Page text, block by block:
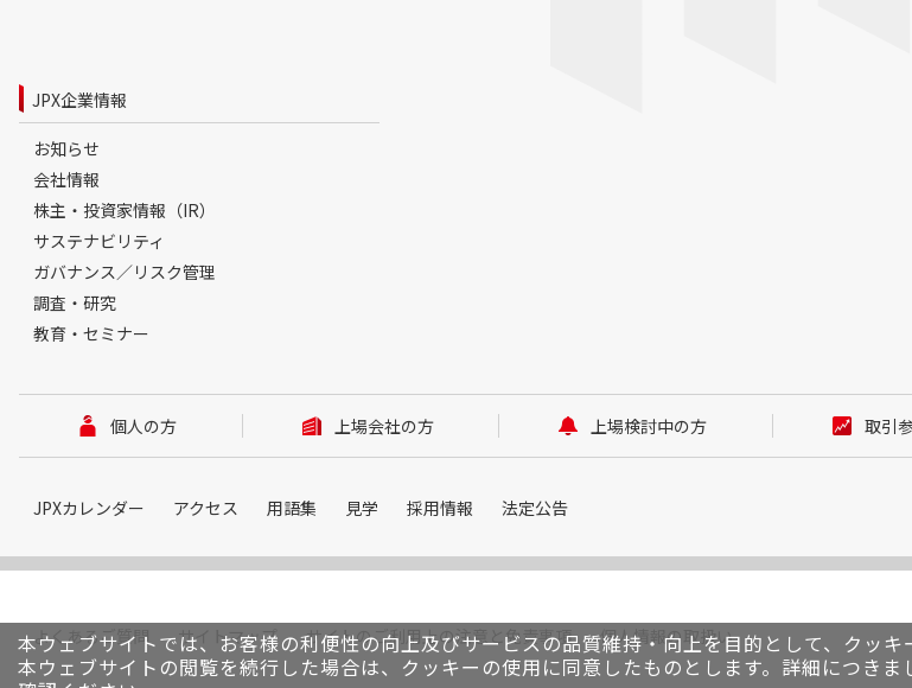
本ウェブサイトでは、お客様の利便性の向上及びサービスの品質維持・向上を目的として、クッキ
本ウェブサイトの閲覧を続行した場合は、クッキーの使用に同意したものとします。詳細につきま
JPX企業情報
お知らせ
会社情報
株主・投資家情報（IR）
サステナビリティ
ガバナンス／リスク管理
調査・研究
教育・セミナー
個人の方 上場会社の方 上場検討中の方 取引
JPXカレンダー アクセス 用語集 見学 採用情報 法定公告
よくあるご質問 サイトマップ サイトのご利用上の注意と免責事項 個人情報の取扱い